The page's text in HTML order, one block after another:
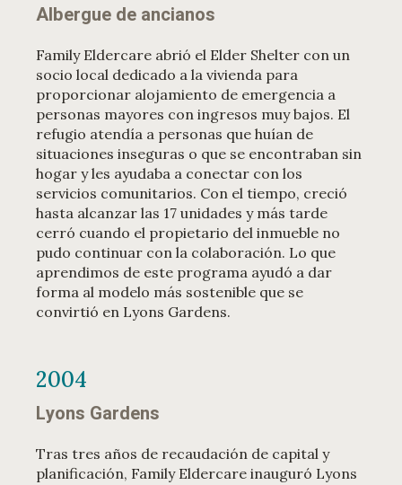
Albergue de ancianos
Family Eldercare abrió el Elder Shelter con un
socio local dedicado a la vivienda para
proporcionar alojamiento de emergencia a
personas mayores con ingresos muy bajos. El
refugio atendía a personas que huían de
situaciones inseguras o que se encontraban sin
hogar y les ayudaba a conectar con los
servicios comunitarios. Con el tiempo, creció
hasta alcanzar las 17 unidades y más tarde
cerró cuando el propietario del inmueble no
pudo continuar con la colaboración. Lo que
aprendimos de este programa ayudó a dar
forma al modelo más sostenible que se
convirtió en Lyons Gardens.
2004
Lyons Gardens
Tras tres años de recaudación de capital y
planificación, Family Eldercare inauguró Lyons